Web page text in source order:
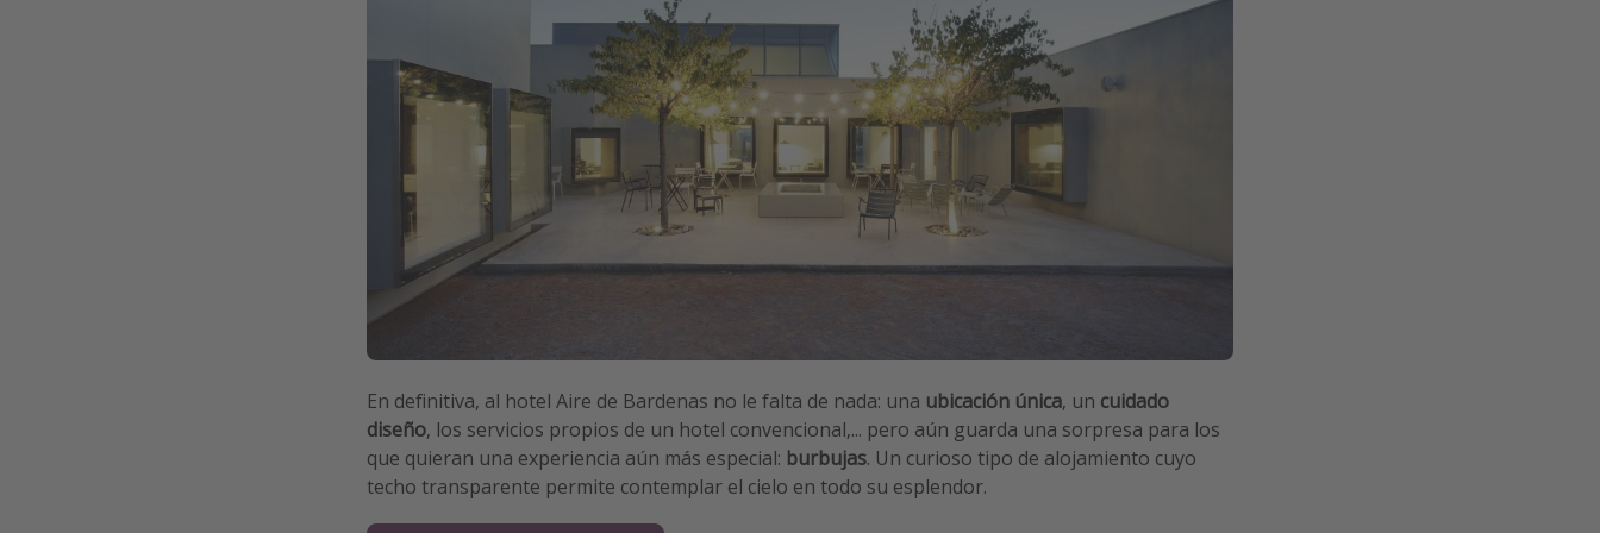
En definitiva, al hotel Aire de Bardenas no le falta de nada: una ubicación única, un cuidado
diseño, los servicios propios de un hotel convencional,... pero aún guarda una sorpresa para los
que quieran una experiencia aún más especial: burbujas. Un curioso tipo de alojamiento cuyo
techo transparente permite contemplar el cielo en todo su esplendor.